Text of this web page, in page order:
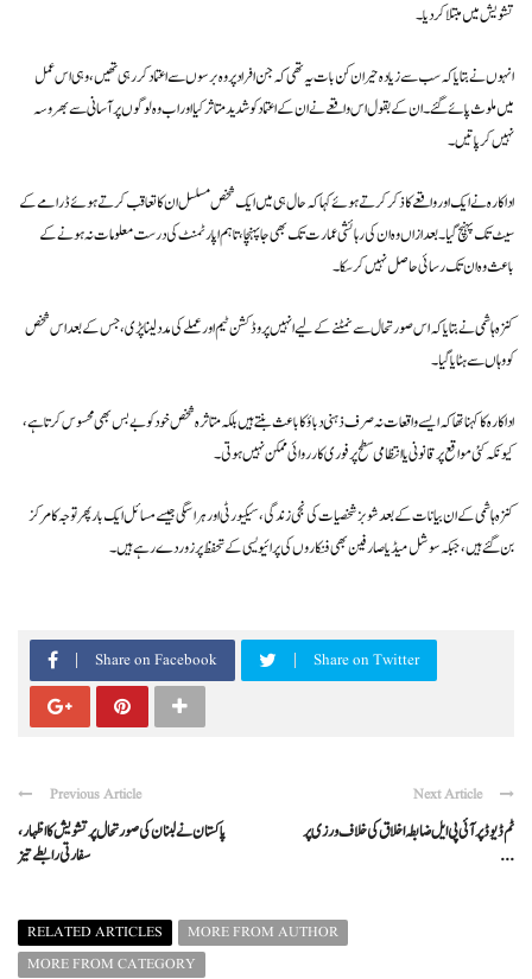
تشویش میں مبتلا کر دیا۔
انہوں نے بتایا کہ سب سے زیادہ حیران کن بات یہ تھی کہ جن افراد پر وہ برسوں سے اعتماد کر رہی تھیں، وہی اس عمل
میں ملوث پائے گئے۔ ان کے بقول اس واقعے نے ان کے اعتماد کو شدید متاثر کیا اور اب وہ لوگوں پر آسانی سے بھروسہ
نہیں کر پاتیں۔
اداکارہ نے ایک اور واقعے کا ذکر کرتے ہوئے کہا کہ حال ہی میں ایک شخص مسلسل ان کا تعاقب کرتے ہوئے ڈرامے کے
سیٹ تک پہنچ گیا۔ بعد ازاں وہ ان کی رہائشی عمارت تک بھی جا پہنچا، تاہم اپارٹمنٹ کی درست معلومات نہ ہونے کے
باعث وہ ان تک رسائی حاصل نہیں کر سکا۔
کنزہ ہاشمی نے بتایا کہ اس صورتحال سے نمٹنے کے لیے انہیں پروڈکشن ٹیم اور عملے کی مدد لینا پڑی، جس کے بعد اس شخص
کو وہاں سے ہٹایا گیا۔
اداکارہ کا کہنا تھا کہ ایسے واقعات نہ صرف ذہنی دباؤ کا باعث بنتے ہیں بلکہ متاثرہ شخص خود کو بے بس بھی محسوس کرتا ہے،
کیونکہ کئی مواقع پر قانونی یا انتظامی سطح پر فوری کارروائی ممکن نہیں ہوتی۔
کنزہ ہاشمی کے ان بیانات کے بعد شوبز شخصیات کی نجی زندگی، سیکیورٹی اور ہراسگی جیسے مسائل ایک بار پھر توجہ کا مرکز
بن گئے ہیں، جبکہ سوشل میڈیا صارفین بھی فنکاروں کی پرائیویسی کے تحفظ پر زور دے رہے ہیں۔
Share on Facebook Share on Twitter
Previous Article
پاکستان نے لبنان کی صورتحال پر تشویش کا اظہار،
سفارتی رابطے تیز
Next Article
ٹم ڈیوڈ پر آئی پی ایل ضابطہ اخلاق کی خلاف ورزی پر
...
RELATED ARTICLES
MORE FROM AUTHOR
MORE FROM CATEGORY